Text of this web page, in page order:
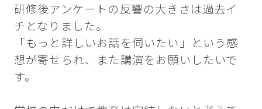
研修後アンケートの反響の大きさは過去イ
チとなりました。
「もっと詳しいお話を伺いたい」という感
想が寄せられ、また講演をお願いしたいで
す。